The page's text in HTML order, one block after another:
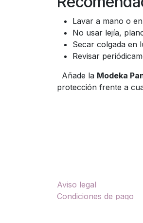
Lavar a mano o
No usar lejía,
Secar colgada en
Revisar
Añade la Modeka
Enlaces útiles
Aviso legal